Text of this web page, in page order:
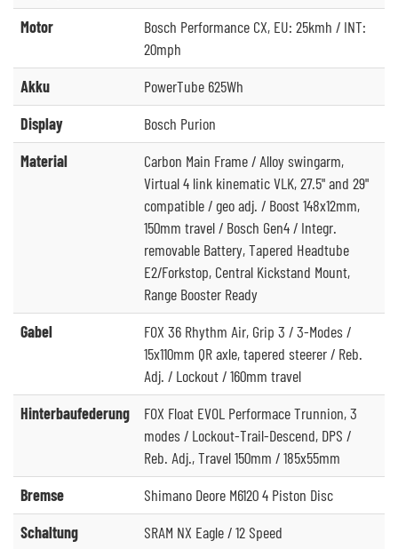
Motor
Bosch Performance CX, EU: 25kmh / INT:
20mph
Akku
PowerTube 625Wh
Display
Bosch Purion
Material
Carbon Main Frame / Alloy swingarm,
Virtual 4 link kinematic VLK, 27.5" and 29"
compatible / geo adj. / Boost 148x12mm,
150mm travel / Bosch Gen4 / Integr.
removable Battery, Tapered Headtube
E2/Forkstop, Central Kickstand Mount,
Range Booster Ready
Gabel
FOX 36 Rhythm Air, Grip 3 / 3-Modes /
15x110mm QR axle, tapered steerer / Reb.
Adj. / Lockout / 160mm travel
Hinterbaufederung
FOX Float EVOL Performace Trunnion, 3
modes / Lockout-Trail-Descend, DPS /
Reb. Adj., Travel 150mm / 185x55mm
Bremse
Shimano Deore M6120 4 Piston Disc
Schaltung
SRAM NX Eagle / 12 Speed